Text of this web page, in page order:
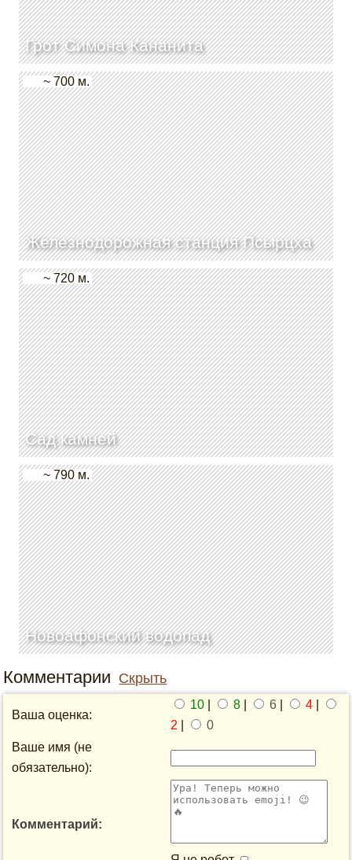
Грот Симона Кананита
Железнодорожная станция Псырцха
~ 700 м.
Сад камней
~ 720 м.
Новоафонский водопад
~ 790 м.
Комментарии Скрыть
Ваша оценка:
10 8 6 4
2
0
Ваше имя (не
обязательно):
Комментарий: